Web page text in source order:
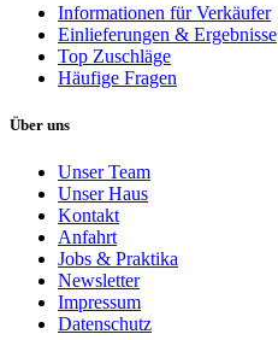
Informationen für Verkäufer
Einlieferungen & Ergebnisse
Top Zuschläge
Häufige Fragen
Über uns
Unser Team
Unser Haus
Kontakt
Anfahrt
Jobs & Praktika
Newsletter
Impressum
Datenschutz